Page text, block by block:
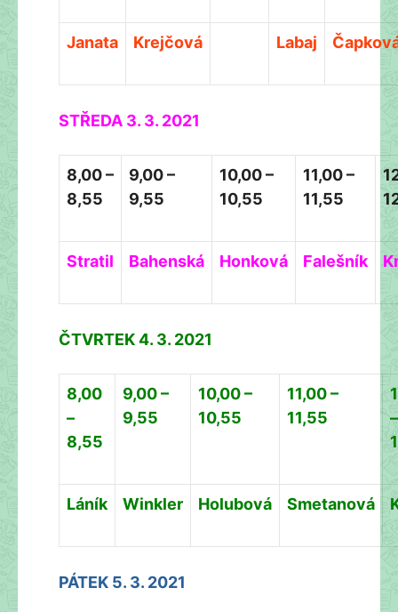
Janata Krejčová Labaj
STŘEDA 3. 3. 2021
8,00 –
8,55
9,00 –
9,55
10,00 –
10,55
11,00 –
11,55
Stratil Bahenská Honková Falešník
ČTVRTEK 4. 3. 2021
8,00
–
8,55
9,00 –
9,55
10,00 –
10,55
11,00 –
11,55
–
Láník Winkler Holubová Smetanová
PÁTEK 5. 3. 2021